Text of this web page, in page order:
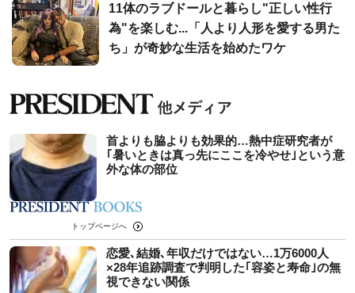
11体のラブドールと暮らし"正しい性行
為"を楽しむ...「人より人形を愛する男た
ち」が奇妙な生活を始めたワケ
首よりも脇よりも効果的…熱中症研究者が
｢暑いときは真っ先にここを冷やせ｣という意
外な体の部位
トップページへ
恋愛､結婚､年収だけではない…1万6000人
×28年追跡調査で判明した｢容姿と寿命｣の無
視できない関係